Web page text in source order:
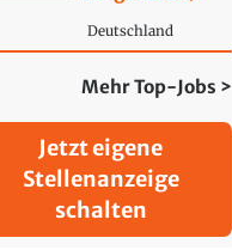
Deutschland
Mehr Top-Jobs >
Jetzt eigene
Stellenanzeige
schalten